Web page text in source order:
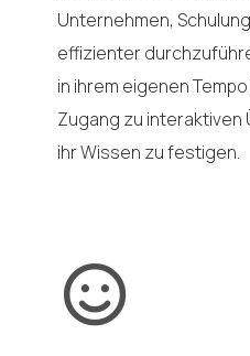
Unternehmen,
effizienter
in ihrem eigenen
Zugang zu interaktiven
ihr Wissen zu festigen.